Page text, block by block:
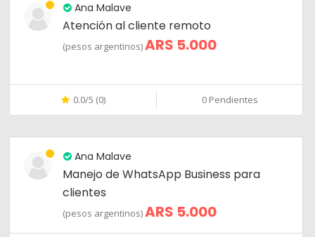
Ana Malave
Atención al cliente remoto
(pesos argentinos)ARS 5.000
0.0/5 (0) 0 Pendientes
Ana Malave
Manejo de WhatsApp Business para
clientes
(pesos argentinos)ARS 5.000